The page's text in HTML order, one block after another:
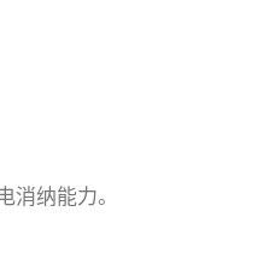
纳能力。